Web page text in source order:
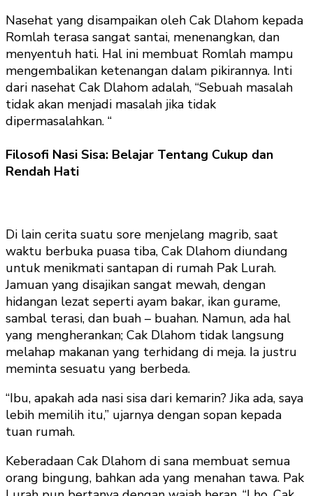
Nasehat yang disampaikan oleh Cak Dlahom kepada
Romlah terasa sangat santai, menenangkan, dan
menyentuh hati. Hal ini membuat Romlah mampu
mengembalikan ketenangan dalam pikirannya. Inti
dari nasehat Cak Dlahom adalah, “Sebuah masalah
tidak akan menjadi masalah jika tidak
dipermasalahkan. “
Filosofi Nasi Sisa: Belajar Tentang Cukup dan
Rendah Hati
Di lain cerita suatu sore menjelang magrib, saat
waktu berbuka puasa tiba, Cak Dlahom diundang
untuk menikmati santapan di rumah Pak Lurah.
Jamuan yang disajikan sangat mewah, dengan
hidangan lezat seperti ayam bakar, ikan gurame,
sambal terasi, dan buah – buahan. Namun, ada hal
yang mengherankan; Cak Dlahom tidak langsung
melahap makanan yang terhidang di meja. Ia justru
meminta sesuatu yang berbeda.
“Ibu, apakah ada nasi sisa dari kemarin? Jika ada, saya
lebih memilih itu,” ujarnya dengan sopan kepada
tuan rumah.
Keberadaan Cak Dlahom di sana membuat semua
orang bingung, bahkan ada yang menahan tawa. Pak